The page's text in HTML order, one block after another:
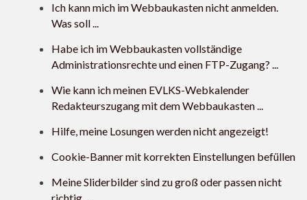
Ich kann mich im Webbaukasten nicht anmelden.
Was soll ...
Habe ich im Webbaukasten vollständige
Administrationsrechte und einen FTP-Zugang? ...
Wie kann ich meinen EVLKS-Webkalender
Redakteurszugang mit dem Webbaukasten ...
Hilfe, meine Losungen werden nicht angezeigt!
Cookie-Banner mit korrekten Einstellungen befüllen
Meine Sliderbilder sind zu groß oder passen nicht